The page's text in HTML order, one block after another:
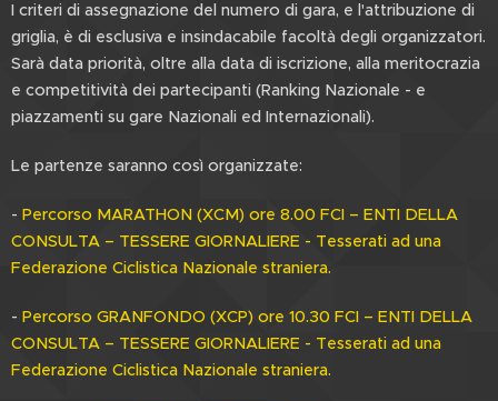
I criteri di assegnazione del numero di gara, e l'attribuzione di
griglia, è di esclusiva e insindacabile facoltà degli organizzatori.
Sarà data priorità, oltre alla data di iscrizione, alla meritocrazia
e competitività dei partecipanti (Ranking Nazionale - e
piazzamenti su gare Nazionali ed Internazionali).
Le partenze saranno così organizzate:
- Percorso MARATHON (XCM) ore 8.00 FCI – ENTI DELLA
CONSULTA – TESSERE GIORNALIERE - Tesserati ad una
Federazione Ciclistica Nazionale straniera.
- Percorso GRANFONDO (XCP) ore 10.30 FCI – ENTI DELLA
CONSULTA – TESSERE GIORNALIERE - Tesserati ad una
Federazione Ciclistica Nazionale straniera.